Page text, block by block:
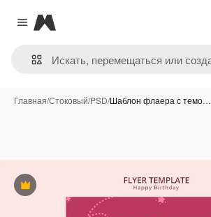
Close menu
Magnific
Главная/Стоковый/PSD/Шаблон флаера с темо…
Премиум